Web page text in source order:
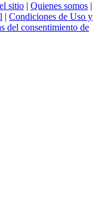
sitio | Quienes somos |
| Condiciones de Uso y
del consentimiento de